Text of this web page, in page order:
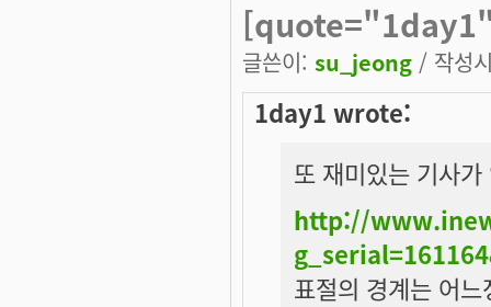
[quote="1day1"]
글쓴이: su_jeong / 작성
1day1 wrote:
또 재미있는 기사가
http://
표절의 경계는 어